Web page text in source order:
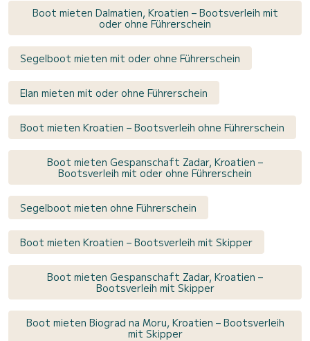
Boot mieten Dalmatien, Kroatien – Bootsverleih mit
oder ohne Führerschein
Segelboot mieten mit oder ohne Führerschein
Elan mieten mit oder ohne Führerschein
Boot mieten Kroatien – Bootsverleih ohne Führerschein
Boot mieten Gespanschaft Zadar, Kroatien –
Bootsverleih mit oder ohne Führerschein
Segelboot mieten ohne Führerschein
Boot mieten Kroatien – Bootsverleih mit Skipper
Boot mieten Gespanschaft Zadar, Kroatien –
Bootsverleih mit Skipper
Boot mieten Biograd na Moru, Kroatien – Bootsverleih
mit Skipper